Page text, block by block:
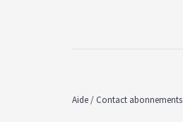
Aide / Contact abonnements